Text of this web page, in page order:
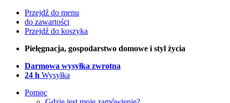
Przejdź do menu
do zawartości
Przejdź do koszyka
Pielęgnacja, gospodarstwo domowe i styl życia
Darmowa wysyłka zwrotna
24 h Wysyłka
Pomoc